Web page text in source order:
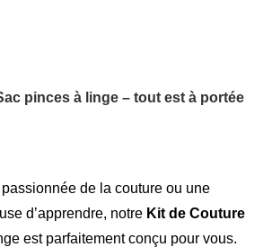
pinces à linge – tout est à portée
de la couture ou une
d’apprendre, notre Kit de Couture
est parfaitement conçu pour vous.